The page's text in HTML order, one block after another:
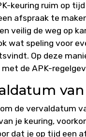
keuring ruim op
afspraak te
veilig de weg op
wat speling voor
Op deze
de APK-
de vervaldatum
je keuring,
dat je op tijd een